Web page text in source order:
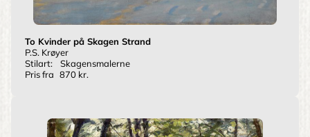
To Kvinder på Skagen Strand
P.S. Krøyer
Stilart:
Skagensmalerne
Pris fra 870 kr.